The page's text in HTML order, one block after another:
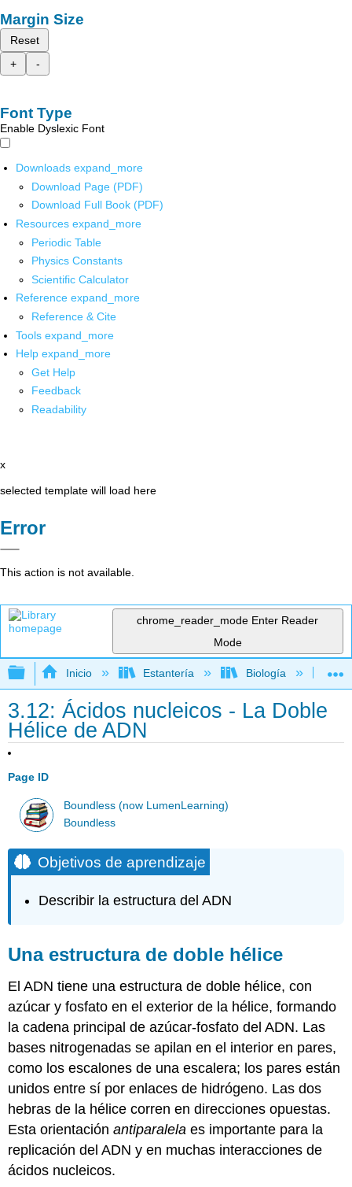
Margin Size
Reset
+
-
Font Type
Enable Dyslexic Font
Downloads expand_more
Download Page (PDF)
Download Full Book (PDF)
Resources expand_more
Periodic Table
Physics Constants
Scientific Calculator
Reference expand_more
Reference & Cite
Tools expand_more
Help expand_more
Get Help
Feedback
Readability
x
selected template will load here
Error
This action is not available.
chrome_reader_mode Enter Reader
Mode
Expandir/contraer jerarquía global
Inicio Estantería Biología
3.12: Ácidos nucleicos - La Doble
Hélice de ADN
Page ID
Boundless (now LumenLearning)
Boundless
Objetivos de aprendizaje
Describir la estructura del ADN
Una estructura de doble hélice
El ADN tiene una estructura de doble hélice, con
azúcar y fosfato en el exterior de la hélice, formando
la cadena principal de azúcar-fosfato del ADN. Las
bases nitrogenadas se apilan en el interior en pares,
como los escalones de una escalera; los pares están
unidos entre sí por enlaces de hidrógeno. Las dos
hebras de la hélice corren en direcciones opuestas.
Esta orientaciónantiparalela es importante para la
replicación del ADN y en muchas interacciones de
ácidos nucleicos.